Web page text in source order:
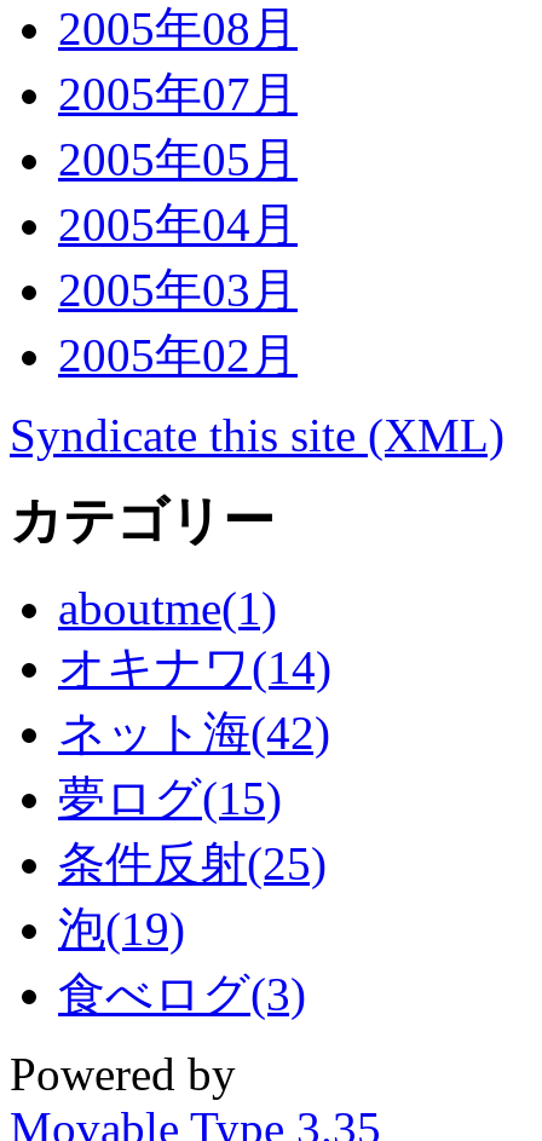
2005年08月
2005年07月
2005年05月
2005年04月
2005年03月
2005年02月
Syndicate this site (XML)
カテゴリー
aboutme(1)
オキナワ(14)
ネット海(42)
夢ログ(15)
条件反射(25)
泡(19)
食べログ(3)
Powered by
Movable Type 3.35